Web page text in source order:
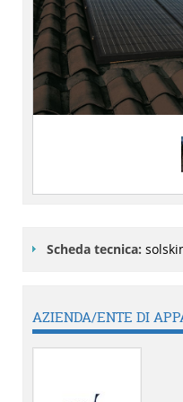
Scheda tecnica:
AZIENDA/ENTE DI